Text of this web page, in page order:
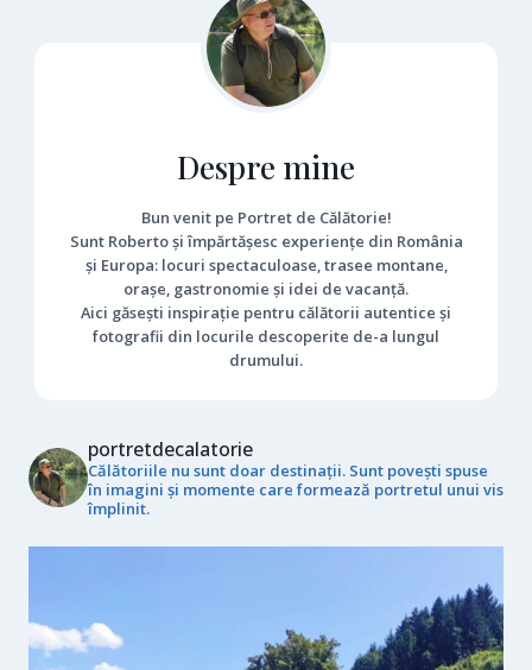
Despre mine
Bun venit pe Portret de Călătorie!
Sunt Roberto și împărtășesc experiențe din România
și Europa: locuri spectaculoase, trasee montane,
orașe, gastronomie și idei de vacanță.
Aici găsești inspirație pentru călătorii autentice și
fotografii din locurile descoperite de-a lungul
drumului.
portretdecalatorie
Călătoriile nu sunt doar destinații. Sunt povești spuse
în imagini și momente care formează portretul unui vis
împlinit.